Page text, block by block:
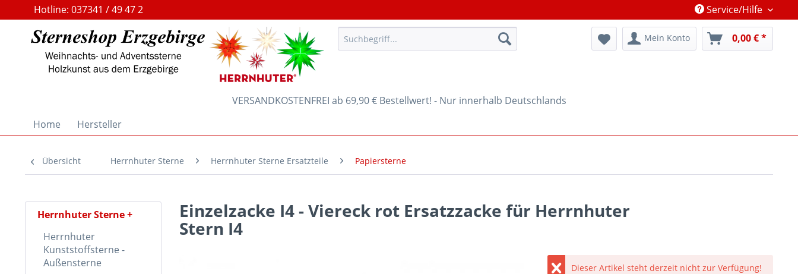
Hotline: 037341 / 49 47 2 Service/Hilfe
Mein Konto 0,00 € *
VERSANDKOSTENFREI ab 69,90 € Bestellwert! - Nur innerhalb Deutschlands
Home
Hersteller
Übersicht Herrnhuter Sterne Herrnhuter Sterne Ersatzteile Papiersterne
Herrnhuter Sterne
Herrnhuter
Kunststoffsterne -
Außensterne
Einzelzacke I4 - Viereck rot Ersatzzacke für Herrnhuter
Stern I4
Dieser Artikel steht derzeit nicht zur Verfügung!